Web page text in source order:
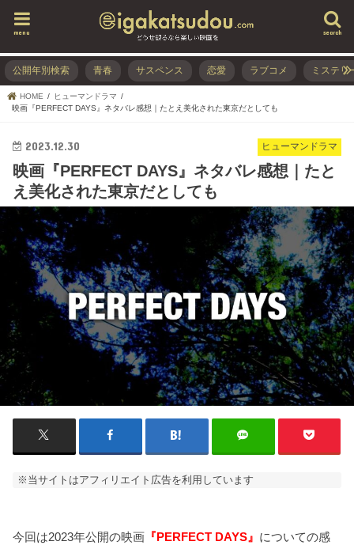
search
menu
公開年別検索 青春 サスペンス 恋愛 ラブコメ ミステリ
HOME
ヒューマンドラマ
映画『PERFECT DAYS』ネタバレ感想｜たとえ美化された東京だとしても
ヒューマンドラマ
2023.12.30
映画『PERFECT DAYS』ネタバレ感想｜たと
え美化された東京だとしても
※当サイトはアフィリエイト広告を利用しています
今回は2023年公開の映画 『PERFECT DAYS』 についての感